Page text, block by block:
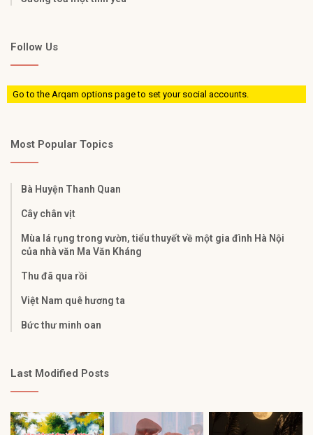
Follow Us
Go to the Arqam options page to set your social accounts.
Most Popular Topics
Bà Huyện Thanh Quan
Cây chân vịt
Mùa lá rụng trong vườn, tiểu thuyết về một gia đình Hà Nội
của nhà văn Ma Văn Kháng
Thu đã qua rồi
Việt Nam quê hương ta
Bức thư minh oan
Last Modified Posts